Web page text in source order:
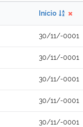
Início
30/11/-0001
30/11/-0001
30/11/-0001
30/11/-0001
30/11/-0001